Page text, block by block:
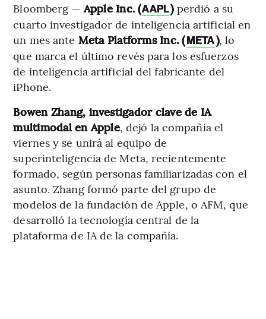
Bloomberg —Apple Inc. (AAPL)perdió a su
cuarto investigador de inteligencia artificial en
un mes ante Meta Platforms Inc. (META), lo
que marca el último revés para los esfuerzos
de inteligencia artificial del fabricante del
iPhone.
Bowen Zhang, investigador clave de IA
multimodal en Apple, dejó la compañía el
viernes y se unirá al equipo de
superinteligencia de Meta, recientemente
formado, según personas familiarizadas con el
asunto. Zhang formó parte del grupo de
modelos de la fundación de Apple, o AFM, que
desarrolló la tecnología central de la
plataforma de IA de la compañía.